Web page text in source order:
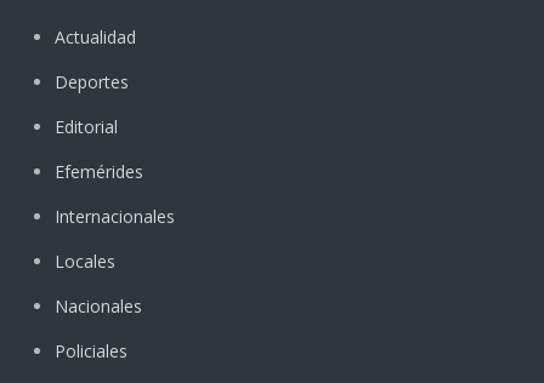
Actualidad
Deportes
Editorial
Efemérides
Internacionales
Locales
Nacionales
Policiales